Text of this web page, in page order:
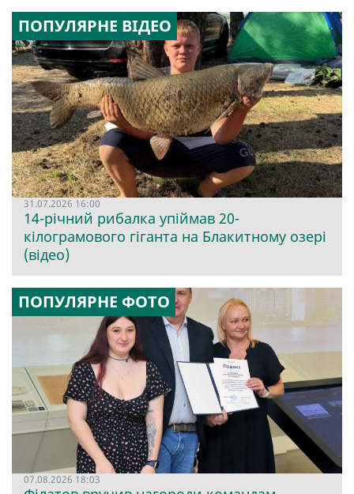
ПОПУЛЯРНЕ ВІДЕО
31.07.2026 16:00
14-річний рибалка упіймав 20-
кілограмового гіганта на Блакитному озері
(відео)
ПОПУЛЯРНЕ ФОТО
07.08.2026 18:03